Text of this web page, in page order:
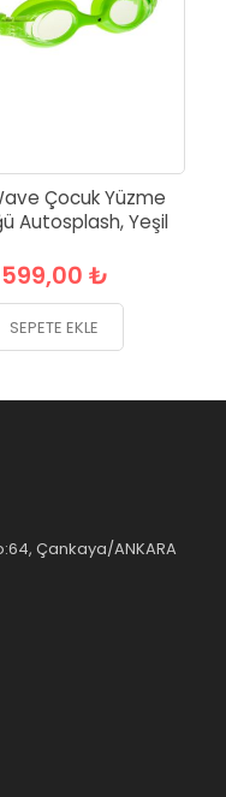
Çocuk Yüzme
Autosplash, Yeşil
599,00 ₺
SEPETE EKLE
Çankaya/ANKARA